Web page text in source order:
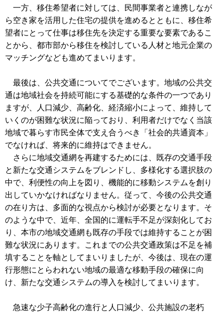
一方、移住希望者に対しては、民間事業者と連携しなが
ら空き家を活用した住宅の提供を進めるとともに、移住希
望者にとって仕事は移住先を決定する重要な要素であるこ
とから、都市部から移住を検討している人材と地元企業の
マッチングなども進めてまいります。
最後は、公共交通についてでございます。地域の公共交
通は地域社会を持続可能にする基礎的な条件の一つであり
ますが、人口減少、高齢化、経済縮小によって、維持して
いくのが困難な状況に陥っており、利用者だけでなく当該
地域で暮らす市民全体で支え合うべき「社会的共通資本」
でなければ、将来的に維持はできません。
さらに地域交通網を再建するためには、既存の交通手段
と新たな交通システムをブレンドし、多様化する選択肢の
中で、利便性の向上を図り、機能的に移動システムを創り
出していかなければなりません。従って、今後の公共交通
の在り方は、多面的な視点から検討が必要となります。そ
のような中で、近年、全国的に運転手不足が深刻化してお
り、本市の地域交通網も既存の手段では維持することが困
難な状況にあります。これまでの公共交通政策は不足を補
填することを軸としてまいりましたが、今後は、現在の運
行形態にとらわれない地域の最適な移動手段の確保に向
け、新たな交通システムの導入を検討してまいります。
急速な少子高齢化の進行と人口減少、公共施設の老朽